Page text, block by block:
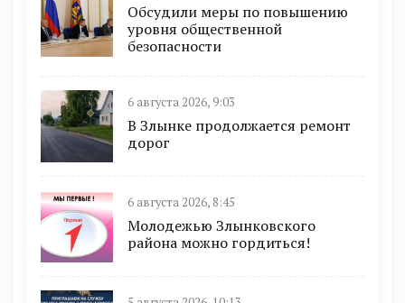
Обсудили меры по повышению
уровня общественной
безопасности
6 августа 2026, 9:03
В Злынке продолжается ремонт
дорог
6 августа 2026, 8:45
Молодежью Злынковского
района можно гордиться!